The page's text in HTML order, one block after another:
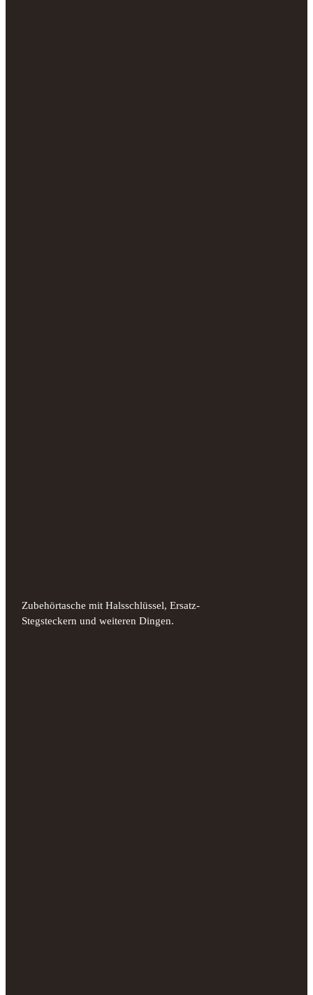
Zubehörtasche mit Halsschlüssel, Ersatz-
Stegsteckern und weiteren Dingen.